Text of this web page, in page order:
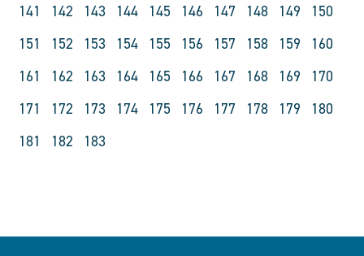
141
142 143 144 145 146 147 148 149
150
151
152 153 154 155 156 157 158 159
160
161
162 163 164 165 166 167 168 169
170
171
172 173 174 175 176 177 178 179
180
181
182 183